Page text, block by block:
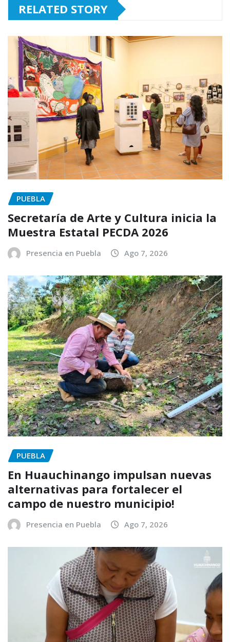
RELATED STORY
PUEBLA
Secretaría de Arte y Cultura inicia la
Muestra Estatal PECDA 2026
Presencia en Puebla Ago 7, 2026
PUEBLA
En Huauchinango impulsan nuevas
alternativas para fortalecer el
campo de nuestro municipio!
Presencia en Puebla Ago 7, 2026